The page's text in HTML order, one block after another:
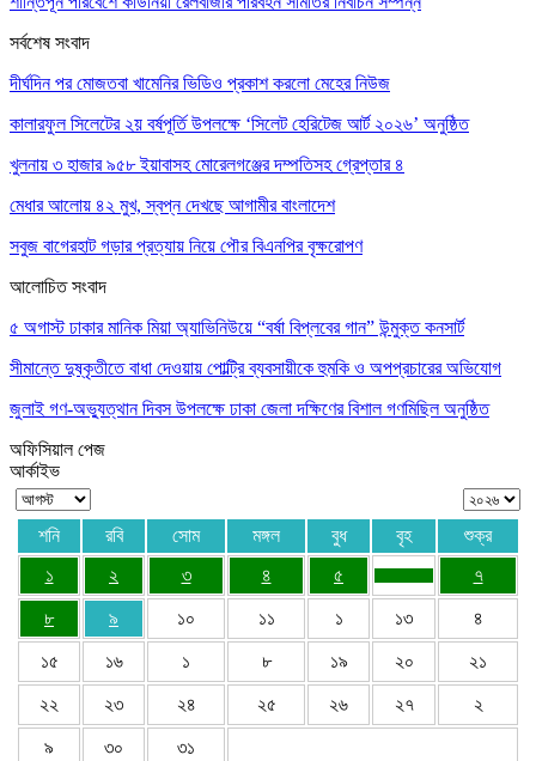
সর্বশেষ সংবাদ
দীর্ঘদিন পর মোজতবা খামেনির ভিডিও প্রকাশ করলো মেহের নিউজ
কালারফুল সিলেটের ২য় বর্ষপূর্তি উপলক্ষে ‘সিলেট হেরিটেজ আর্ট ২০২৬’ অনুষ্ঠিত
খুলনায় ৩ হাজার ৯৫৮ ইয়াবাসহ মোরেলগঞ্জের দম্পতিসহ গ্রেপ্তার ৪
মেধার আলোয় ৪২ মুখ, স্বপ্ন দেখছে আগামীর বাংলাদেশ
সবুজ বাগেরহাট গড়ার প্রত্যায় নিয়ে পৌর বিএনপির বৃক্ষরোপণ
আলোচিত সংবাদ
৫ অগাস্ট ঢাকার মানিক মিয়া অ্যাভিনিউয়ে “বর্ষা বিপ্লবের গান” উন্মুক্ত কনসার্ট
সীমান্তে দুষ্কৃতীতে বাধা দেওয়ায় পোল্ট্রি ব্যবসায়ীকে হুমকি ও অপপ্রচারের অভিযোগ
জুলাই গণ-অভ্যুত্থান দিবস উপলক্ষে ঢাকা জেলা দক্ষিণের বিশাল গণমিছিল অনুষ্ঠিত
অফিসিয়াল পেজ
আর্কাইভ
শনি রবি সোম মঙ্গল বুধ বৃহ
শুক্র
১
২ ৩ ৪ ৫ ৭
৮ ৯ ১০ ১১ ১ ১৩ ৪
১৫ ১৬ ১ ৮ ১৯ ২০ ২১
২২ ২৩ ২৪ ২৫ ২৬ ২৭ ২
৯ ৩০ ৩১